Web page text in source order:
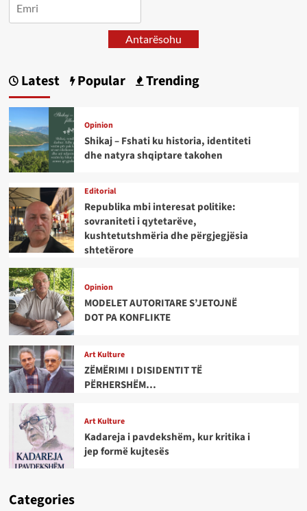
Antarësohu
Latest Popular Trending
Opinion
Shikaj – Fshati ku historia, identiteti
dhe natyra shqiptare takohen
Editorial
Republika mbi interesat politike:
sovraniteti i qytetarëve,
kushtetutshmëria dhe përgjegjësia
shtetërore
Opinion
MODELET AUTORITARE S’JETOJNË
DOT PA KONFLIKTE
Art Kulture
ZËMËRIMI I DISIDENTIT TË
PËRHERSHËM…
Art Kulture
Kadareja i pavdekshëm, kur kritika i
jep formë kujtesës
Categories